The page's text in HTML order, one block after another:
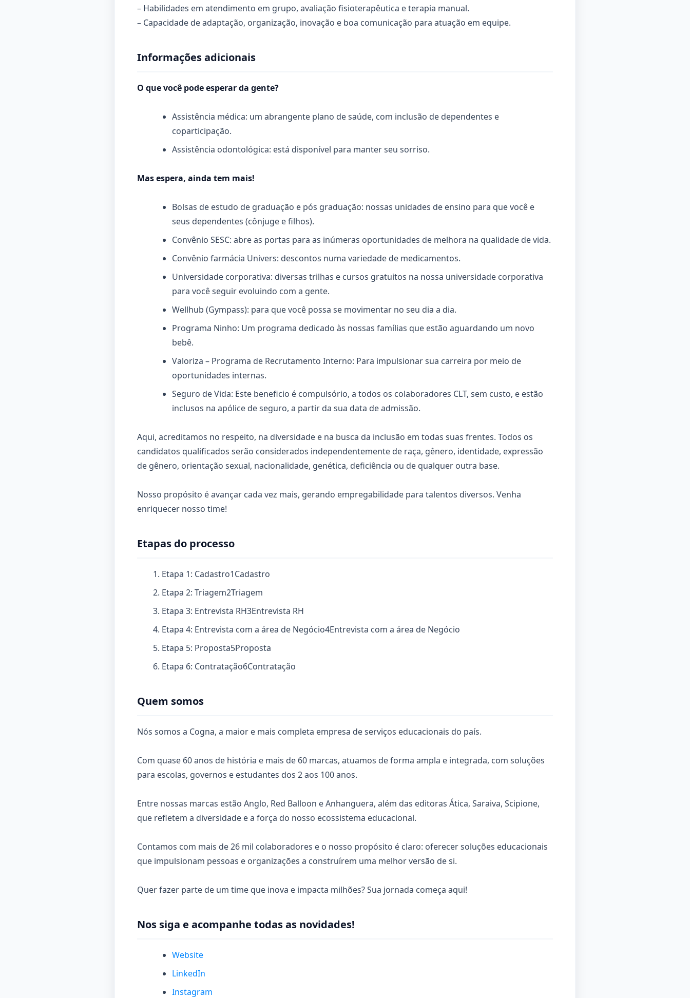
– Habilidades em atendimento em grupo, avaliação fisioterapêutica e terapia manual.
– Capacidade de adaptação, organização, inovação e boa comunicação para atuação em equipe.
Informações adicionais
O que você pode esperar da gente?
Assistência médica: um abrangente plano de saúde, com inclusão de dependentes e
coparticipação.
Assistência odontológica: está disponível para manter seu sorriso.
Mas espera, ainda tem mais!
Bolsas de estudo de graduação e pós graduação: nossas unidades de ensino para que você e
seus dependentes (cônjuge e filhos).
Convênio SESC: abre as portas para as inúmeras oportunidades de melhora na qualidade de vida.
Convênio farmácia Univers: descontos numa variedade de medicamentos.
Universidade corporativa: diversas trilhas e cursos gratuitos na nossa universidade corporativa
para você seguir evoluindo com a gente.
Wellhub (Gympass): para que você possa se movimentar no seu dia a dia.
Programa Ninho: Um programa dedicado às nossas famílias que estão aguardando um novo
bebê.
Valoriza – Programa de Recrutamento Interno: Para impulsionar sua carreira por meio de
oportunidades internas.
Seguro de Vida: Este beneficio é compulsório, a todos os colaboradores CLT, sem custo, e estão
inclusos na apólice de seguro, a partir da sua data de admissão.
Aqui, acreditamos no respeito, na diversidade e na busca da inclusão em todas suas frentes. Todos os
candidatos qualificados serão considerados independentemente de raça, gênero, identidade, expressão
de gênero, orientação sexual, nacionalidade, genética, deficiência ou de qualquer outra base.
Nosso propósito é avançar cada vez mais, gerando empregabilidade para talentos diversos. Venha
enriquecer nosso time!
Etapas do processo
Etapa 1: Cadastro1Cadastro
Etapa 2: Triagem2Triagem
Etapa 3: Entrevista RH3Entrevista RH
Etapa 4: Entrevista com a área de Negócio4Entrevista com a área de Negócio
Etapa 5: Proposta5Proposta
Etapa 6: Contratação6Contratação
Quem somos
Nós somos a Cogna, a maior e mais completa empresa de serviços educacionais do país.
Com quase 60 anos de história e mais de 60 marcas, atuamos de forma ampla e integrada, com soluções
para escolas, governos e estudantes dos 2 aos 100 anos.
Entre nossas marcas estão Anglo, Red Balloon e Anhanguera, além das editoras Ática, Saraiva, Scipione,
que refletem a diversidade e a força do nosso ecossistema educacional.
Contamos com mais de 26 mil colaboradores e o nosso propósito é claro: oferecer soluções educacionais
que impulsionam pessoas e organizações a construírem uma melhor versão de si.
Quer fazer parte de um time que inova e impacta milhões? Sua jornada começa aqui!
Nos siga e acompanhe todas as novidades!
Website
LinkedIn
Instagram